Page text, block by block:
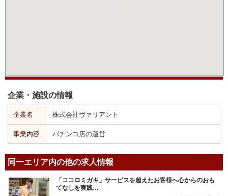
企業・施設の情報
企業名 株式会社ヴァリアント
事業内容 パチンコ店の運営
同一エリア内の他の求人情報
「ココロミガキ」サービスを超えたお客様へ心からのおも
てなしを実践…